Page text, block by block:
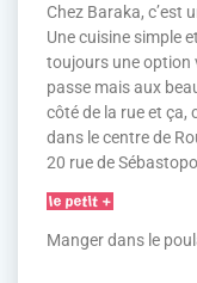
Chez Baraka, c’est
Une cuisine simple
toujours une option
passe mais aux
côté de la rue et ça,
dans le centre de
20 rue de
Manger dans le